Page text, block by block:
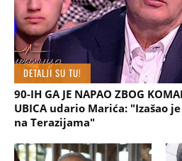
DETALJI SU TU!
90-IH GA JE NAPAO ZBOG
UBICA udario Marića: "Izašao
na Terazijama"